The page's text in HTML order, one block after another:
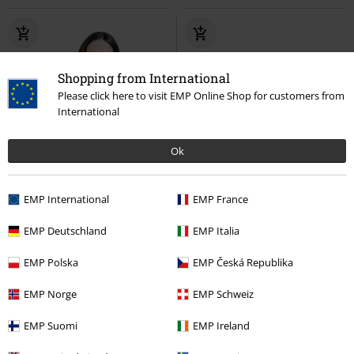
Shopping from International
Please click here to visit EMP Online Shop for customers from
International
Ok
EMP International EMP France
EMP Deutschland EMP Italia
EMP Polska EMP Česká Republika
EMP Norge EMP Schweiz
EMP Suomi EMP Ireland